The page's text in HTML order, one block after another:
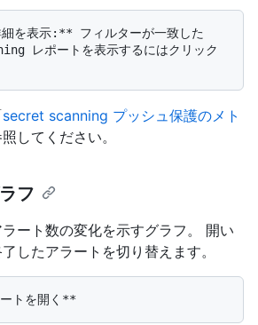
レポートを表示するにはクリック
secret scanning プッシュ保護のメト
してください。
フ
ート数の変化を示すグラフ。 開い
したアラートを切り替えます。